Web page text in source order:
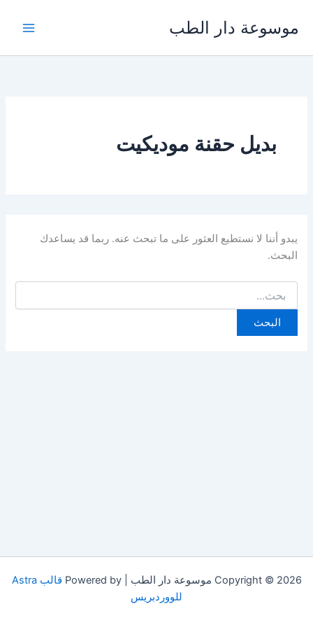
المحتوى
موسوعة دار الطب
بديل حقنة موديكيت
يبدو أننا لا نستطيع العثور على ما تبحث عنه. ربما قد يساعدك
البحث.
عن:
Copyright © 2026 موسوعة دار الطب | Powered by
قالب Astra
للووردبريس